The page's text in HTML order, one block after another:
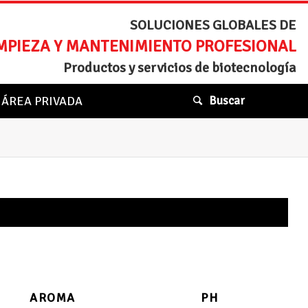
SOLUCIONES GLOBALES DE
Y MANTENIMIENTO PROFESIONAL
Productos y servicios de biotecnología
ÁREA PRIVADA Buscar
AROMA PH